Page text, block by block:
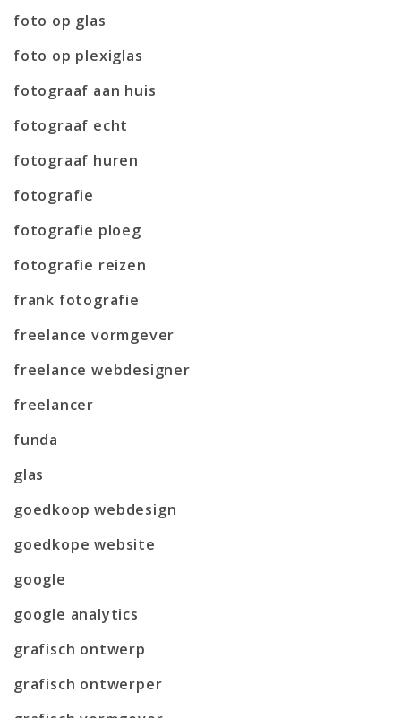
foto op glas
foto op plexiglas
fotograaf aan huis
fotograaf echt
fotograaf huren
fotografie
fotografie ploeg
fotografie reizen
frank fotografie
freelance vormgever
freelance webdesigner
freelancer
funda
glas
goedkoop webdesign
goedkope website
google
google analytics
grafisch ontwerp
grafisch ontwerper